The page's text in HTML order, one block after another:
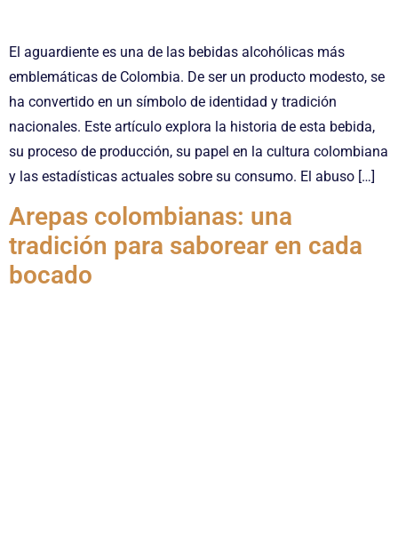
El aguardiente es una de las bebidas alcohólicas más
emblemáticas de Colombia. De ser un producto modesto, se
ha convertido en un símbolo de identidad y tradición
nacionales. Este artículo explora la historia de esta bebida,
su proceso de producción, su papel en la cultura colombiana
y las estadísticas actuales sobre su consumo. El abuso […]
Arepas colombianas: una
tradición para saborear en cada
bocado